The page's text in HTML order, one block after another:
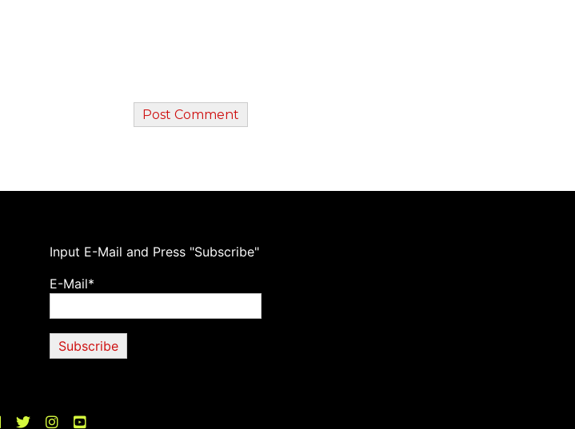
Ιnput E-Mail and Press "Subscribe"
E-Mail*